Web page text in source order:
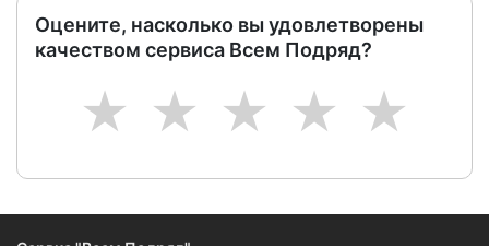
Оцените, насколько вы удовлетворены
качеством сервиса Всем Подряд?
5
4
3
2
1